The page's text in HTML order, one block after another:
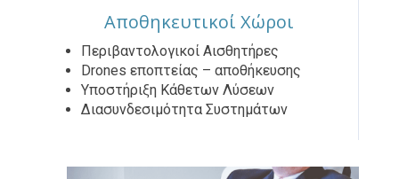
Αποθηκευτικοί Χώροι
Περιβαντολογικοί Αισθητήρες
Drones εποπτείας – αποθήκευσης
Υποστήριξη Κάθετων Λύσεων
Διασυνδεσιμότητα Συστημάτων